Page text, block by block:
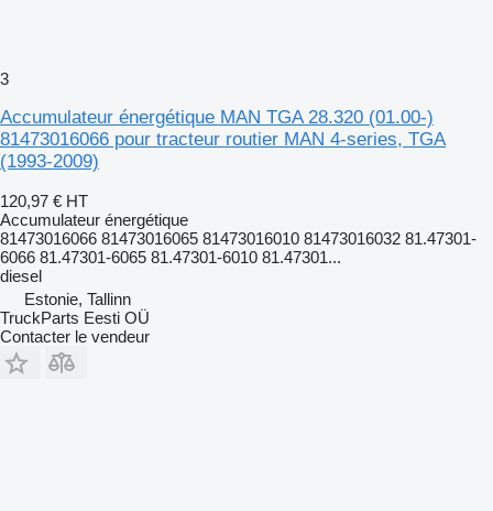
3
Accumulateur énergétique MAN TGA 28.320 (01.00-)
81473016066 pour tracteur routier MAN 4-series, TGA
(1993-2009)
120,97 € HT
Accumulateur énergétique
81473016066 81473016065 81473016010 81473016032 81.47301-
6066 81.47301-6065 81.47301-6010 81.47301...
diesel
Estonie, Tallinn
TruckParts Eesti OÜ
Contacter le vendeur